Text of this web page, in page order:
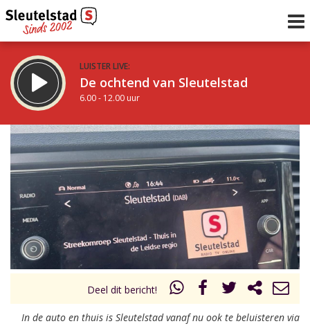
LUISTER LIVE:
De ochtend van Sleutelstad
6.00 - 12.00 uur
STRAKS:
De middag van Sleutelstad
12.00 - 19.00 uur
Vorig uur
uur 1 van 0 Volgend uur
Deel dit bericht!
In de auto en thuis is Sleutelstad vanaf nu ook te beluisteren via